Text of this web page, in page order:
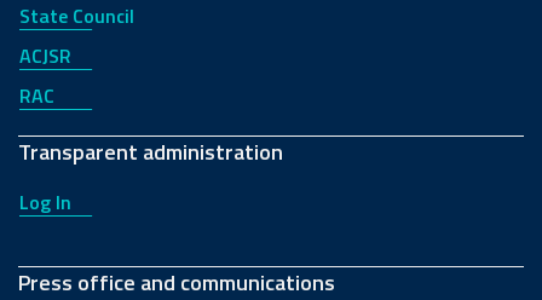
State Council
ACJSR
RAC
Transparent administration
Log In
Press office and communications